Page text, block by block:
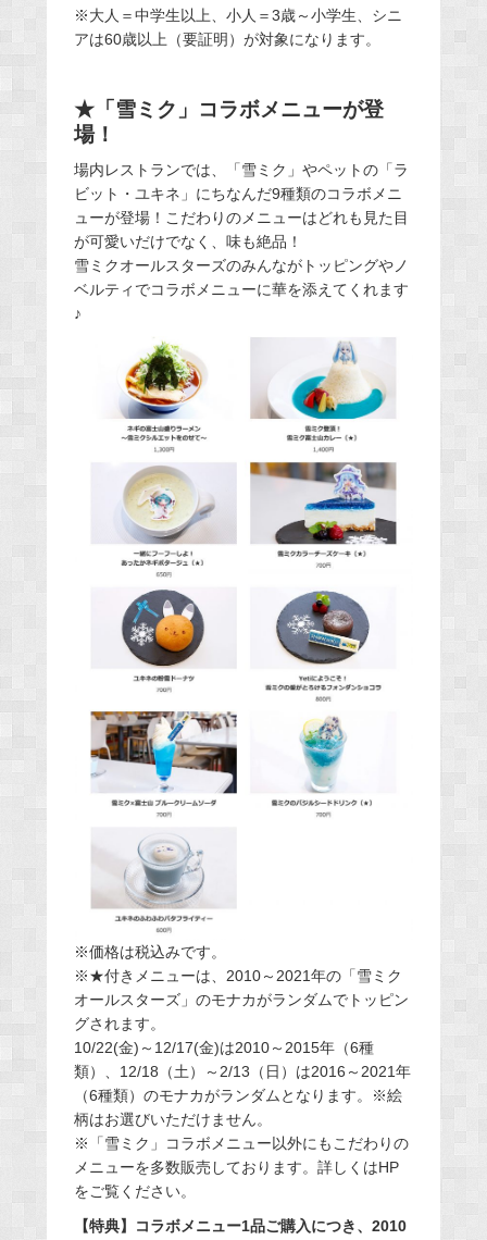
※大人＝中学生以上、小人＝3歳～小学生、シニ
アは60歳以上（要証明）が対象になります。
★「雪ミク」コラボメニューが登
場！
場内レストランでは、「雪ミク」やペットの「ラ
ビット・ユキネ」にちなんだ9種類のコラボメニ
ューが登場！こだわりのメニューはどれも見た目
が可愛いだけでなく、味も絶品！
雪ミクオールスターズのみんながトッピングやノ
ベルティでコラボメニューに華を添えてくれます
♪
※価格は税込みです。
※★付きメニューは、2010～2021年の「雪ミク
オールスターズ」のモナカがランダムでトッピン
グされます。
10/22(金)～12/17(金)は2010～2015年（6種
類）、12/18（土）～2/13（日）は2016～2021年
（6種類）のモナカがランダムとなります。※絵
柄はお選びいただけません。
※「雪ミク」コラボメニュー以外にもこだわりの
メニューを多数販売しております。詳しくはHP
をご覧ください。
【特典】コラボメニュー1品ご購入につき、2010